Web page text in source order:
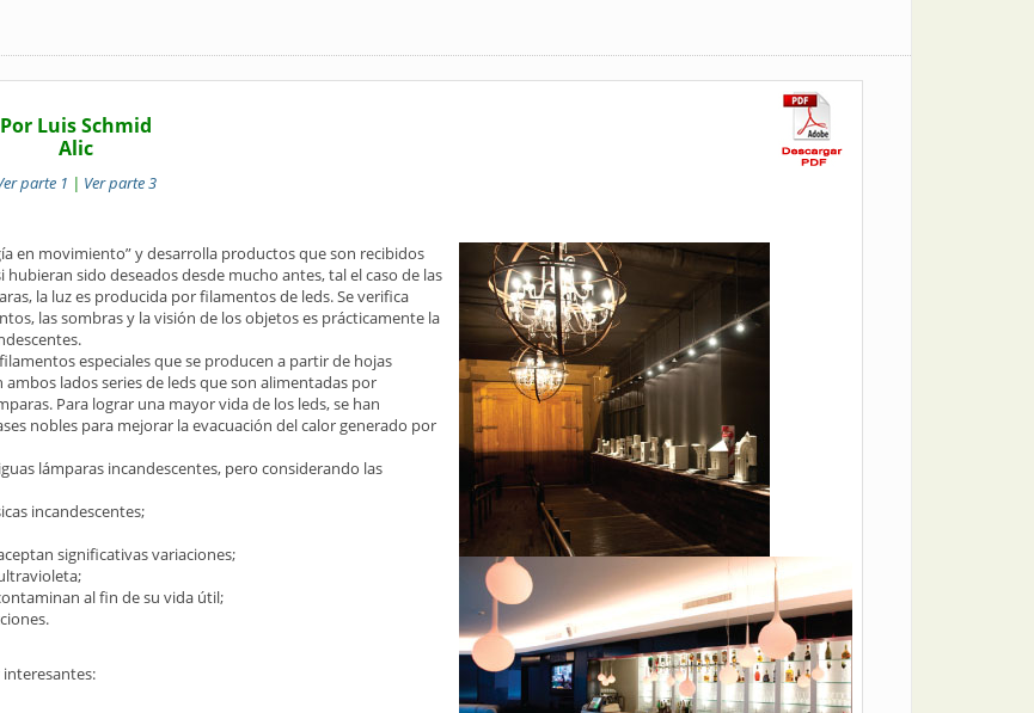
Por Luis Schmid
Alic
parte 1 | Ver parte 3
en movimiento” y desarrolla productos que son recibidos
sido deseados desde mucho antes, tal el caso de las
la luz es producida por filamentos de leds. Se verifica
las sombras y la visión de los objetos es prácticamente la
especiales que se producen a partir de hojas
lados series de leds que son alimentadas por
Para lograr una mayor vida de los leds, se han
nobles para mejorar la evacuación del calor generado por
lámparas incandescentes, pero considerando las
incandescentes;
significativas variaciones;
al fin de su vida útil;